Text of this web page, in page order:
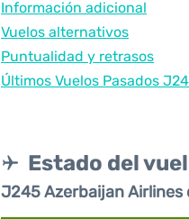
Información adicional
Vuelos alternativos
Puntualidad y retrasos
Últimos Vuelos Pasados
Estado del
J245 Azerbaijan Airlines